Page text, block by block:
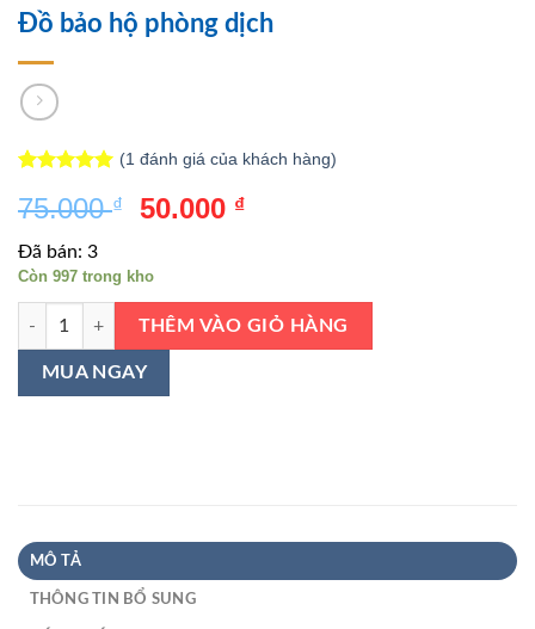
Đồ bảo hộ phòng dịch
dựa trên
(1 đánh giá của khách hàng)
75.000₫
Giá
là:
75.000 ₫.
50.000 ₫Giá
là:
50.000 ₫.
Đã bán: 3
Còn 997 trong kho
Đồ bảo hộ phòng dịch số lượng
THÊM VÀO GIỎ HÀNG
MUA NGAY
MÔ TẢ
THÔNG TIN BỔ SUNG